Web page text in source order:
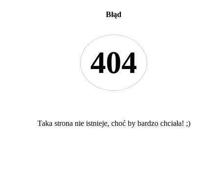
Błąd
404
Taka strona nie istnieje, choć by bardzo chciała! ;)